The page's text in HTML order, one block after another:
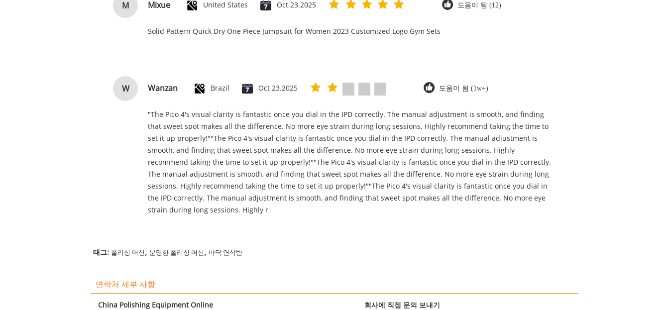
M Mixue United States Oct 23.2025 도움이 됨 (12)
Solid Pattern Quick Dry One Piece Jumpsuit for Women 2023 Customized Logo Gym Sets
W Wanzan Brazil Oct 23.2025 도움이 됨 (1w+)
"The Pico 4's visual clarity is fantastic once you dial in the IPD correctly. The manual adjustment is smooth, and finding
that sweet spot makes all the difference. No more eye strain during long sessions. Highly recommend taking the time to
set it up properly!""The Pico 4's visual clarity is fantastic once you dial in the IPD correctly. The manual adjustment is
smooth, and finding that sweet spot makes all the difference. No more eye strain during long sessions. Highly
recommend taking the time to set it up properly!""The Pico 4's visual clarity is fantastic once you dial in the IPD correctly.
The manual adjustment is smooth, and finding that sweet spot makes all the difference. No more eye strain during long
sessions. Highly recommend taking the time to set it up properly!""The Pico 4's visual clarity is fantastic once you dial in
the IPD correctly. The manual adjustment is smooth, and finding that sweet spot makes all the difference. No more eye
strain during long sessions. Highly r
태그: 폴리싱 머신, 분명한 폴리싱 머신, 바닥 연삭반
연락처 세부 사항
China Polishing Equipment Online
회사에 직접 문의 보내기